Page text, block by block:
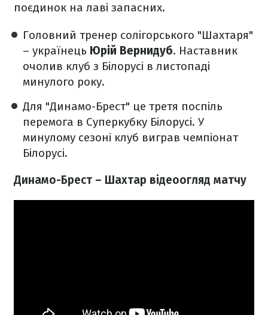
поєдинок на лаві запасних.
Головний тренер солігорського "Шахтаря"
– українець Юрій Вернидуб. Наставник
очолив клуб з Білорусі в листопаді
минулого року.
Для "Динамо-Брест" це третя поспіль
перемога в Суперкубку Білорусі. У
минулому сезоні клуб виграв чемпіонат
Білорусі.
Динамо-Брест – Шахтар відеоогляд матчу